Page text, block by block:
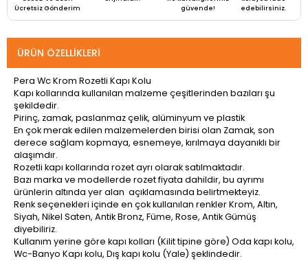
Ücretsiz Gönderim
güvende!
edebilirsiniz.
ÜRÜN ÖZELLIKLERI
Pera Wc Krom Rozetli Kapı Kolu
Kapı kollarında kullanılan malzeme çeşitlerinden bazıları şu
şekildedir.
Pirinç, zamak, paslanmaz çelik, alüminyum ve plastik
En çok merak edilen malzemelerden birisi olan Zamak, son
derece sağlam kopmaya, esnemeye, kırılmaya dayanıklı bir
alaşımdır.
Rozetli kapı kollarında rozet ayrı olarak satılmaktadır.
Bazı marka ve modellerde rozet fiyata dahildir, bu ayrımı
ürünlerin altında yer alan açıklamasında belirtmekteyiz.
Renk seçenekleri içinde en çok kullanılan renkler Krom, Altın,
Siyah, Nikel Saten, Antik Bronz, Füme, Rose, Antik Gümüş
diyebiliriz.
Kullanım yerine göre kapı kolları (Kilit tipine göre) Oda kapı kolu,
Wc-Banyo Kapı kolu, Dış kapı kolu (Yale) şeklindedir.